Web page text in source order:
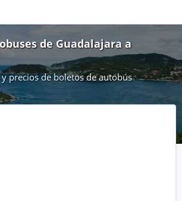
de Guadalajara a
precios de boletos de autobús